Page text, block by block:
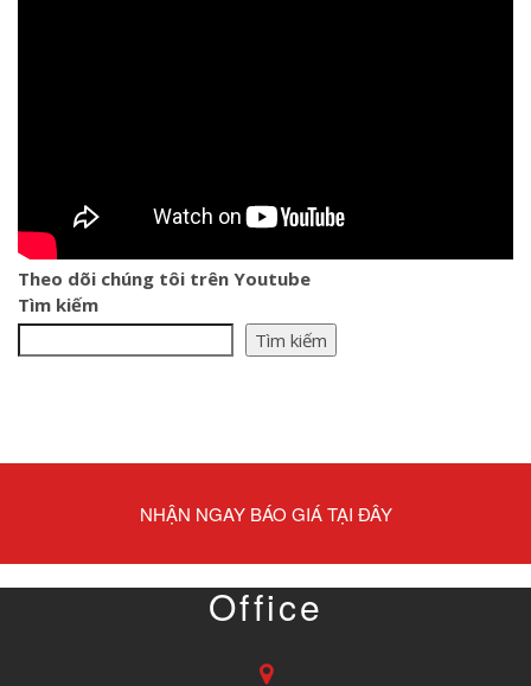
Theo dõi chúng tôi trên Youtube
Tìm kiếm
Tìm kiếm
NHẬN NGAY BÁO GIÁ TẠI ĐÂY
Office